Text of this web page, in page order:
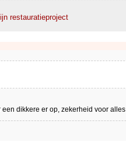
restauratieproject
dikkere er op, zekerheid voor alles